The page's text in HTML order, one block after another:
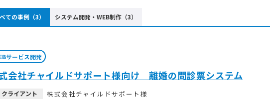
ての事例（3） システム開発・WEB制作（3）
サービス開発
会社チャイルドサポート様向け 離婚の問診票システム
クライアント 株式会社チャイルドサポート様